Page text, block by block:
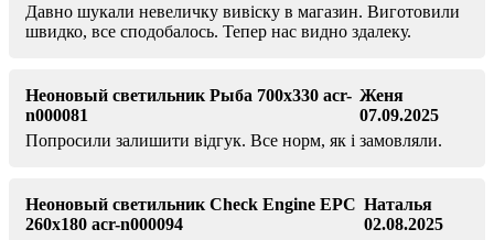
Давно шукали невеличку вивіску в магазин. Виготовили
швидко, все сподобалось. Тепер нас видно здалеку.
Неоновый светильник Рыба 700х330 acr-
n000081
Женя
07.09.2025
Попросили залишити відгук. Все норм, як і замовляли.
Неоновый светильник Check Engine EPC
260х180 acr-n000094
Наталья
02.08.2025